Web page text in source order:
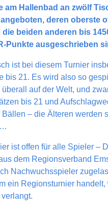
am Hallenbad an zwölf
deren oberste
die beiden anderen bis
Punkte ausgeschrieben
ist bei diesem Turnier
bis 21. Es wird also so
auf der Welt, und
bis 21 und
Bällen – die Älteren werden
ist offen für alle Spieler –
dem Regionsverband
Nachwuchsspieler
ein Regionsturnier handelt,